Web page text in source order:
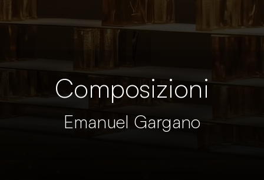
Composizioni
Emanuel Gargano